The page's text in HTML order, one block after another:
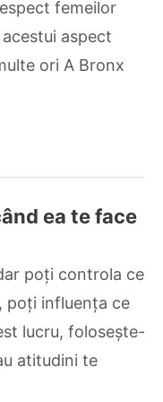
femeilor
aspect
ori A Bronx
ea te face
poți controla ce
poți influența ce
lucru, folosește-
atitudini te